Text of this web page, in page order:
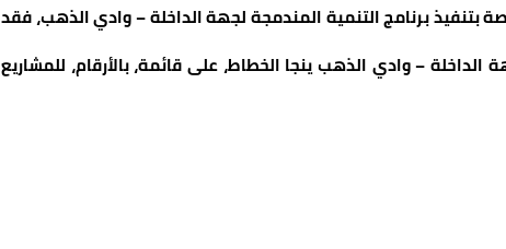
ذلك، وإلى جانب الاتفاقيات الـ11 الخاصة بتنفيذ برنامج التنمية المندمجة لجهة الداخلة – وادي الذهب، فقد
الداخلة – وادي الذهب ينجا الخطاط، على قائمة، بالأرقام، للمشاريع